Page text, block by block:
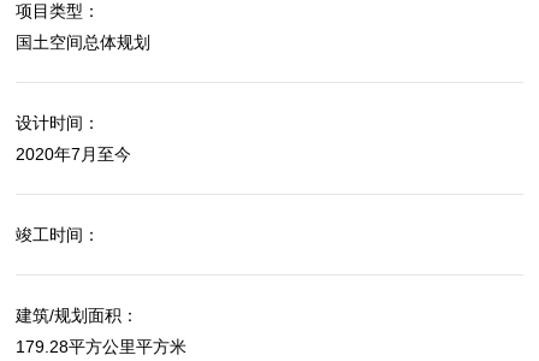
项目类型：
国土空间总体规划
设计时间：
2020年7月至今
竣工时间：
建筑/规划面积：
179.28平方公里平方米